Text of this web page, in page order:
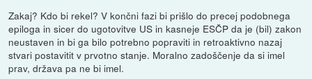
Zakaj? Kdo bi rekel? V končni fazi bi prišlo do precej podobnega
epiloga in sicer do ugotovitve US in kasneje ESČP da je (bil) zakon
neustaven in bi ga bilo potrebno popraviti in retroaktivno nazaj
stvari postavitit v prvotno stanje. Moralno zadoščenje da si imel
prav, država pa ne bi imel.